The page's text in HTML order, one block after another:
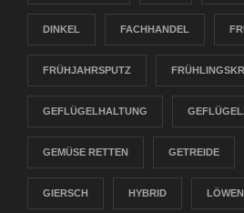
DINKEL FACHHANDEL
FRÜHJAHRSPUTZ
GEFLÜGELHALTUNG
GEMÜSE RETTEN GETREIDE
GIERSCH HYBRID